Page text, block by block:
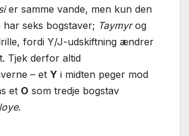
er samme vande, men kun den
seks bogstaver; Taymyrog
fordi Y/J-udskiftning ændrer
Tjek derfor altid
– et Y i midten peger mod
et O som tredje bogstav
.